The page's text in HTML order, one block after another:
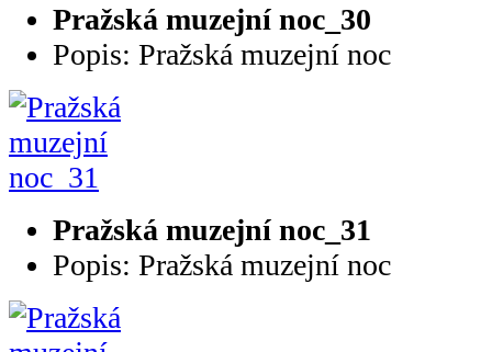
Pražská muzejní noc_30
Popis: Pražská muzejní noc
Pražská muzejní noc_31
Popis: Pražská muzejní noc